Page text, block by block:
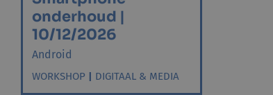
onderhoud |
10/12/2026
Android
WORKSHOP | DIGITAAL & MEDIA